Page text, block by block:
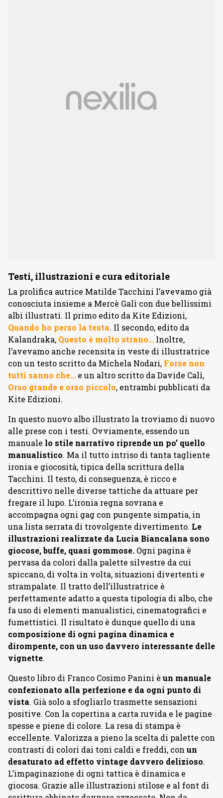
Testi, illustrazioni e cura editoriale
La prolifica autrice Matilde Tacchini l’avevamo già
conosciuta insieme a Mercè Galì con due bellissimi
albi illustrati. Il primo edito da Kite Edizioni,
Quando ho perso la testa. Il secondo, edito da
Kalandraka, Questo è molto strano… Inoltre,
l’avevamo anche recensita in veste di illustratrice
con un testo scritto da Michela Nodari, Forse non
tutti sanno che… e un altro scritto da Davide Calì,
Orso grande e orso piccolo, entrambi pubblicati da
Kite Edizioni.
In questo nuovo albo illustrato la troviamo di nuovo
alle prese con i testi. Ovviamente, essendo un
manuale lo stile narrativo riprende un po’ quello
manualistico. Ma il tutto intriso di tanta tagliente
ironia e giocosità, tipica della scrittura della
Tacchini. Il testo, di conseguenza, è ricco e
descrittivo nelle diverse tattiche da attuare per
fregare il lupo. L’ironia regna sovrana e
accompagna ogni gag con pungente simpatia, in
una lista serrata di trovolgente divertimento. Le
illustrazioni realizzate da Lucia Biancalana sono
giocose, buffe, quasi gommose. Ogni pagina è
pervasa da colori dalla palette silvestre da cui
spiccano, di volta in volta, situazioni divertenti e
strampalate. Il tratto dell’illustratrice è
perfettamente adatto a questa tipologia di albo, che
fa uso di elementi manualistici, cinematografici e
fumettistici. Il risultato è dunque quello di una
composizione di ogni pagina dinamica e
dirompente, con un uso davvero interessante delle
vignette.
Questo libro di Franco Cosimo Panini è un manuale
confezionato alla perfezione e da ogni punto di
vista. Già solo a sfogliarlo trasmette sensazioni
positive. Con la copertina a carta ruvida e le pagine
spesse e piene di colore. La resa di stampa è
eccellente. Valorizza a pieno la scelta di palette con
contrasti di colori dai toni caldi e freddi, con un
desaturato ad effetto vintage davvero delizioso.
L’impaginazione di ogni tattica è dinamica e
giocosa. Grazie alle illustrazioni stilose e al font di